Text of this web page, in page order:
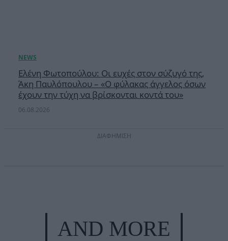
Ελένη Φωτοπούλου: Οι ευχές στον σύζυγό της,
Άκη Παυλόπουλου – «Ο φύλακας άγγελος όσων
έχουν την τύχη να βρίσκονται κοντά του»
06.08.2026
ΔΙΑΦΗΜΙΣΗ
AND MORE